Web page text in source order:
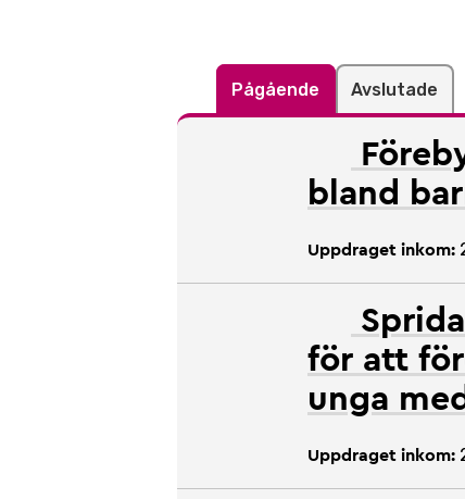
Pågående Avslutade
bland
Uppdraget inkom:
för att
unga
Uppdraget inkom: